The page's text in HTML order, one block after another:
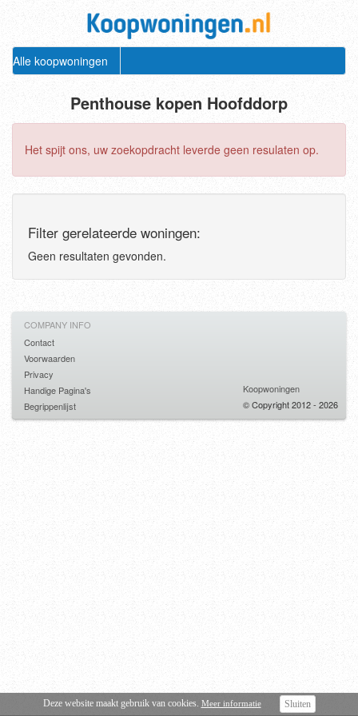
Alle koopwoningen
Penthouse kopen Hoofddorp
Het spijt ons, uw zoekopdracht leverde geen resulaten op.
Filter gerelateerde woningen:
Geen resultaten gevonden.
Deze website maakt gebruik van cookies. Meer informatie Sluiten
COMPANY INFO
Contact
Voorwaarden
Privacy
Handige Pagina's
Begrippenlijst
Koopwoningen
© Copyright 2012 - 2026